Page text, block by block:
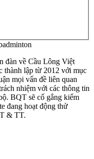
đàn về Cầu Lông Việt
thành lập từ 2012 với mục
mọi vấn đề liên quan
nhiệm với các thông tin
BQT sẽ cố gắng kiểm
đang hoạt động thử
& TT.